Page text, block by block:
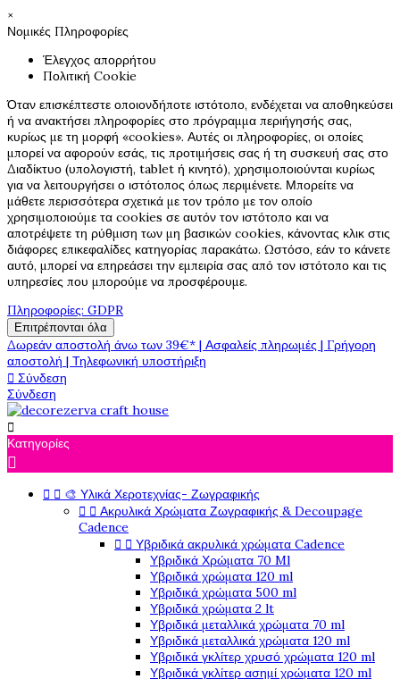
×
Νομικές Πληροφορίες
Έλεγχος απορρήτου
Πολιτική Cookie
Όταν επισκέπτεστε οποιονδήποτε ιστότοπο, ενδέχεται να αποθηκεύσει
ή να ανακτήσει πληροφορίες στο πρόγραμμα περιήγησής σας,
κυρίως με τη μορφή «cookies». Αυτές οι πληροφορίες, οι οποίες
μπορεί να αφορούν εσάς, τις προτιμήσεις σας ή τη συσκευή σας στο
Διαδίκτυο (υπολογιστή, tablet ή κινητό), χρησιμοποιούνται κυρίως
για να λειτουργήσει ο ιστότοπος όπως περιμένετε. Μπορείτε να
μάθετε περισσότερα σχετικά με τον τρόπο με τον οποίο
χρησιμοποιούμε τα cookies σε αυτόν τον ιστότοπο και να
αποτρέψετε τη ρύθμιση των μη βασικών cookies, κάνοντας κλικ στις
διάφορες επικεφαλίδες κατηγορίας παρακάτω. Ωστόσο, εάν το κάνετε
αυτό, μπορεί να επηρεάσει την εμπειρία σας από τον ιστότοπο και τις
υπηρεσίες που μπορούμε να προσφέρουμε.
Πληροφορίες: GDPR
Επιτρέπονται όλα
Δωρεάν αποστολή άνω των 39€* | Ασφαλείς πληρωμές | Γρήγορη
αποστολή | Τηλεφωνική υποστήριξη
 Σύνδεση
Σύνδεση

Κατηγορίες

  🎨 Υλικά Χεροτεχνίας- Ζωγραφικής
  Ακρυλικά Χρώματα Ζωγραφικής & Decoupage
Cadence
  Υβριδικά ακρυλικά χρώματα Cadence
Υβριδικά Χρώματα 70 Ml
Υβριδικά χρώματα 120 ml
Υβριδικά χρώματα 500 ml
Υβριδικά χρώματα 2 lt
Υβριδικά μεταλλικά χρώματα 70 ml
Υβριδικά μεταλλικά χρώματα 120 ml
Υβριδικά γκλίτερ χρυσό χρώματα 120 ml
Υβριδικά γκλίτερ ασημί χρώματα 120 ml